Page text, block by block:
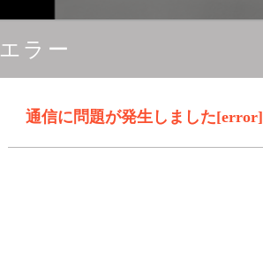
エラー
通信に問題が発生しました[error]